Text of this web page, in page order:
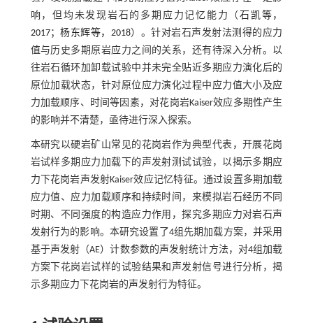
响，但均未发现岩石的多期应力记忆能力（石凯等，
2017； 杨东辉等，2018）。针对岩石声发射法测得的应力
值与历史多期原岩应力之间的关系，还有待深入分析。以
往岩石循环加卸载试验中并未完全贴近多期应力演化后的
原位加载状态，针对原位应力演化过程中应力值大小及应
力加载顺序、时间等因素，对花岗岩Kaiser效应多期性产生
的影响并不清楚，亟待进行深入探索。
本研究以硬岩矿山常见的花岗岩作为典型代表，开展花岗
岩试样多期应力加载下的声发射测试试验，以揭示多期应
力下花岗岩声发射Kaiser效应记忆特征。通过设置多期加载
应力值、应力加载顺序和持续时间，来模拟岩石经历不同
时期、不同强度的构造应力作用，探究多期应力对岩石声
发射行为的影响。本研究设置了4组先期加载方案，并采用
基于声发射（AE）计数参数的声发射统计方法，对4组加载
方案下花岗岩试样的试验结果和声发射信号进行分析，揭
示多期应力下花岗岩的声发射行为特征。